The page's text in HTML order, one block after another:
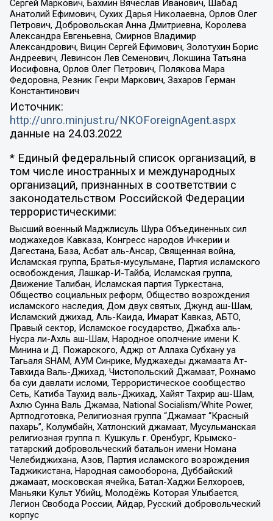
Сергей Маркович, Бахмин Вячеслав Иванович, Шабад
Анатолий Ефимович, Сухих Дарья Николаевна, Орлов Олег
Петрович, Добровольская Анна Дмитриевна, Королева
Александра Евгеньевна, Смирнов Владимир
Александрович, Вицин Сергей Ефимович, Золотухин Борис
Андреевич, Левинсон Лев Семенович, Локшина Татьяна
Иосифовна, Орлов Олег Петрович, Полякова Мара
Федоровна, Резник Генри Маркович, Захаров Герман
Константинович
Источник:
http://unro.minjust.ru/NKOForeignAgent.aspx
данные на 24.03.2022
* Единый федеральный список организаций, в
том числе иностранных и международных
организаций, признанных в соответствии с
законодательством Российской Федерации
террористическими:
Высший военный Маджлисуль Шура Объединенных сил
моджахедов Кавказа, Конгресс народов Ичкерии и
Дагестана, База, Асбат аль-Ансар, Священная война,
Исламская группа, Братья-мусульмане, Партия исламского
освобождения, Лашкар-И-Тайба, Исламская группа,
Движение Талибан, Исламская партия Туркестана,
Общество социальных реформ, Общество возрождения
исламского наследия, Дом двух святых, Джунд аш-Шам,
Исламский джихад, Аль-Каида, Имарат Кавказ, АБТО,
Правый сектор, Исламское государство, Джабха аль-
Нусра ли-Ахль аш-Шам, Народное ополчение имени К.
Минина и Д. Пожарского, Аджр от Аллаха Субхану уа
Тагьаля SHAM, АУМ Синрике, Муджахеды джамаата Ат-
Тавхида Валь-Джихад, Чистопольский Джамаат, Рохнамо
ба суи давлати исломи, Террористическое сообщество
Сеть, Катиба Таухид валь-Джихад, Хайят Тахрир аш-Шам,
Ахлю Сунна Валь Джамаа, National Socialism/White Power,
Артподготовка, Религиозная группа “Джамаат “Красный
пахарь”, Колумбайн, Хатлонский джамаат, Мусульманская
религиозная группа п. Кушкуль г. Оренбург, Крымско-
татарский добровольческий батальон имени Номана
Челебиджихана, Азов, Партия исламского возрождения
Таджикистана, Народная самооборона, Дуббайский
джамаат, московская ячейка, Батал-Хаджи Белхороев,
Маньяки Культ Убийц, Молодёжь Которая Улыбается,
Легион Свобода России, Айдар, Русский добровольческий
корпус